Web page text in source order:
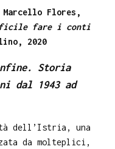
Marcello Flores,
fare i conti
2020
Storia
dal 1943 ad
dell’Istria, una
da molteplici,